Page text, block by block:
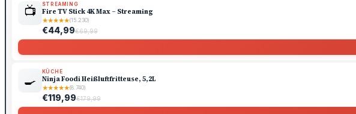
📺 STREAMING
Fire TV Stick 4K Max – Streaming
★★★★★(15.230)
€44,99€69,99
🍳
KÜCHE
Ninja Foodi Heißluftfritteuse, 5,2L
★★★★★(8.740)
€119,99€179,99